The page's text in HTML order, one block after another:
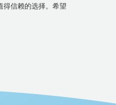
得信赖的选择。希望